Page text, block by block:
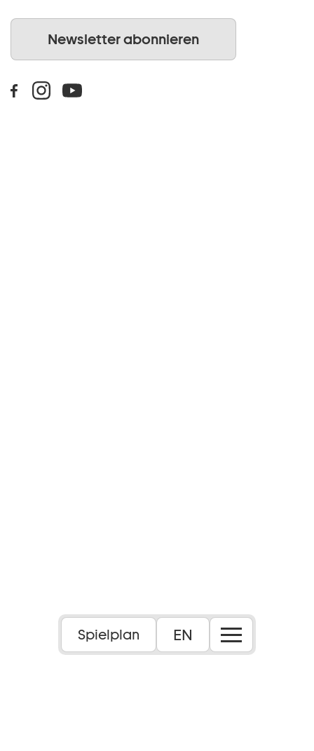
Spielplan EN
Newsletter abonnieren